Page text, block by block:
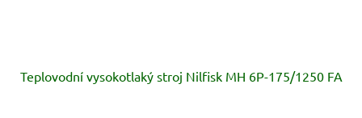
Teplovodní vysokotlaký stroj Nilfisk MH 6P-175/1250 FA